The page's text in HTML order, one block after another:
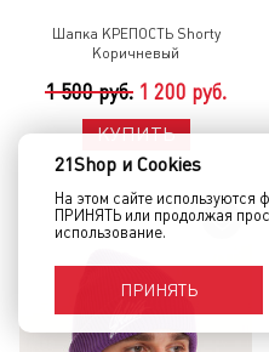
Шапка КРЕПОСТЬ Shorty
Коричневый
1 500 руб. 1 200 руб.
КУПИТЬ
21Shop и Cookies
На этом сайте
ПРИНЯТЬ или продолжая
использование.
ПРИНЯТЬ